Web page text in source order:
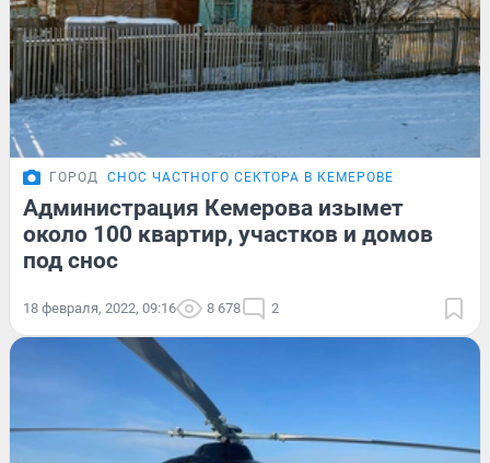
ГОРОД СНОС ЧАСТНОГО СЕКТОРА В КЕМЕРОВЕ
Администрация Кемерова изымет
около 100 квартир, участков и домов
под снос
18 февраля, 2022, 09:16 8 678 2